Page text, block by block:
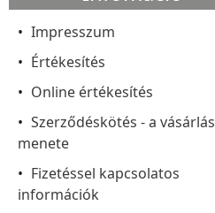
Impresszum
Értékesítés
Online értékesítés
Szerződéskötés - a vásárlás
menete
Fizetéssel kapcsolatos
információk